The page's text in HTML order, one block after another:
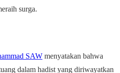
surga.
SAW menyatakan bahwa
dalam hadist yang diriwayatkan